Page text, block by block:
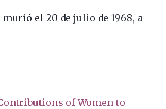
el 20 de julio de 1968, a
of Women to